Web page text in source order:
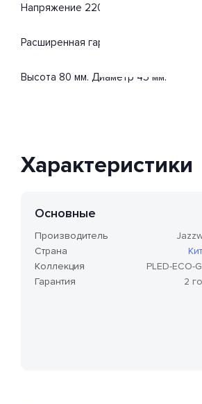
Напряжение 220-240 Вольт. Поток
Расширенная гарантия на товар 2
Высота 80 мм. Диаметр 45 мм.
Характеристики
Основные
Производитель
Страна
Коллекция
PLED-ECO-
Гарантия
2